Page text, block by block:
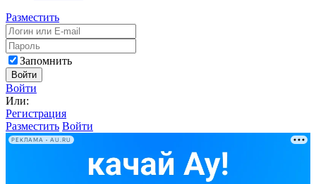
Разместить
Запомнить
Войти
Войти
Или:
Регистрация
Разместить Войти
РЕКЛАМА • AU.RU